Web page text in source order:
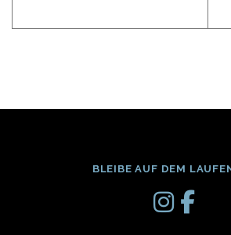
BLEIBE AUF DEM